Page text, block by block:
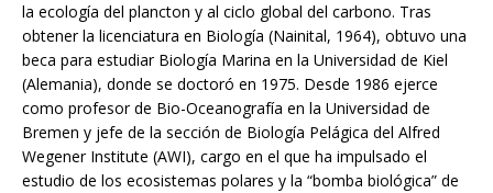
la ecología del plancton y al ciclo global del carbono. Tras
obtener la licenciatura en Biología (Nainital, 1964), obtuvo una
beca para estudiar Biología Marina en la Universidad de Kiel
(Alemania), donde se doctoró en 1975. Desde 1986 ejerce
como profesor de Bio-Oceanografía en la Universidad de
Bremen y jefe de la sección de Biología Pelágica del Alfred
Wegener Institute (AWI), cargo en el que ha impulsado el
estudio de los ecosistemas polares y la “bomba biológica” de